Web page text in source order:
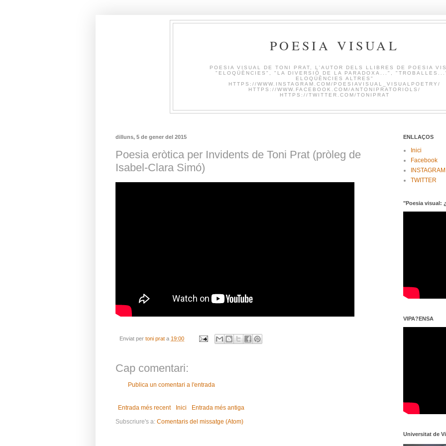
POESIA VISUAL
POESIA VISUAL DE TONI PRAT, L'AUTOR DELS LLIBRES DE POESIA
"ELOQÜÈNCIES", "LA DIVERSIÓ DE LA PARADOXA...",
ELOQÜÈNCIES ALTRES"
HTTPS://WWW.INSTAGRAM.COM/POESIAVISUAL_VISUALPOETRY/
HTTPS://WWW.FACEBOOK.COM/ANTONIPRATORIOLS/
HTTPS://TWITTER.COM/TONIPRAT
dilluns, 5 de gener del 2015
Poesia eròtica per Invidents de Toni Prat (pròleg de
Isabel-Clara Simó)
Enviat per toni prat a 19:00
Cap comentari:
Publica un comentari a l'entrada
Entrada més recent Entrada més antiga
Inici
Subscriure's a: Comentaris del missatge (Atom)
ENLLAÇOS
Inici
Facebook
INSTAGRAM
TWITTER
"Poesia visual:
VIPA?ENSA
Universitat de